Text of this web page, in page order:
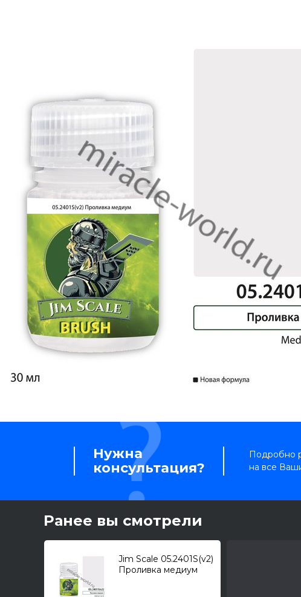
Нужна
консультация?
Подробно
на все
Ранее вы смотрели
Jim Scale 05.2401S(v2)
Проливка медиум